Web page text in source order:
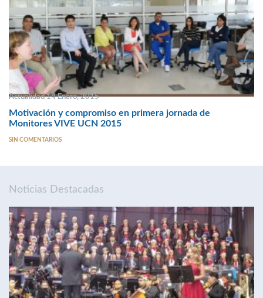
Actualidad 14 Enero, 2015
Motivación y compromiso en primera jornada de
Monitores VIVE UCN 2015
SIN COMENTARIOS
Noticias Destacadas